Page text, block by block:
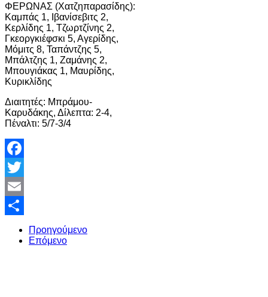
ΦΕΡΩΝΑΣ (Χατζηπαρασίδης):
Καμπάς 1, Ιβανίσεβιτς 2,
Κερλίδης 1, Τζωρτζίνης 2,
Γκεοργκιέφσκι 5, Αγερίδης,
Μόμιτς 8, Ταπάντζης 5,
Μπάλτζης 1, Ζαμάνης 2,
Μπουγιάκας 1, Μαυρίδης,
Κυρικλίδης
Διαιτητές: Μπράμου-
Καρυδάκης, Δίλεπτα: 2-4,
Πέναλτι: 5/7-3/4
Facebook
Twitter
Email
Share
Προηγούμενο
Επόμενο